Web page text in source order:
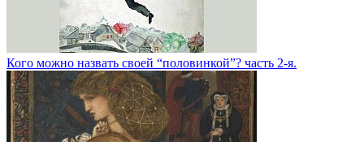
Кого можно назвать своей “половинкой”? часть 2-я.